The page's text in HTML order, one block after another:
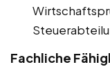
Fachliche